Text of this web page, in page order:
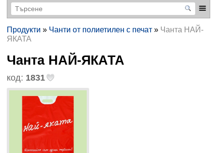
Продукти » Чанти от полиетилен с печат» Чанта НАЙ-
ЯКАТА
Чанта НАЙ-ЯКАТА
код: 1831